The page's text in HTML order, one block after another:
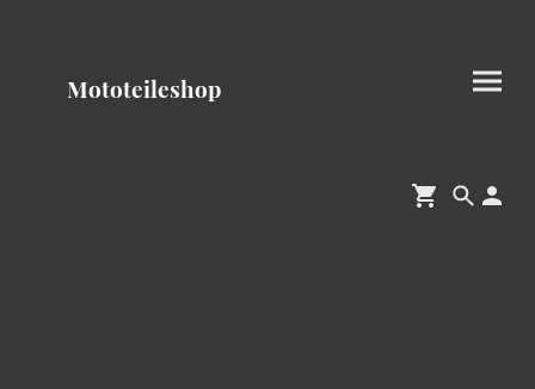
Mototeileshop